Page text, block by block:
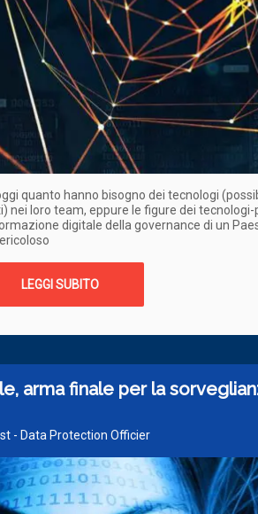
quanto hanno bisogno dei tecnologi
nei loro team, eppure le figure dei tecnologi-
digitale della governance di un
LEGGI SUBITO
arma finale per la
- Data Protection Officier